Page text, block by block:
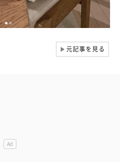
▶元記事を見る